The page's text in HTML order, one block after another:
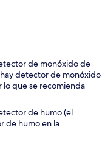
de monóxido de
detector de monóxido
que se recomienda
de humo (el
de humo en la